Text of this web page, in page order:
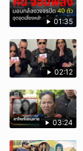
01:35
02:12
03:24